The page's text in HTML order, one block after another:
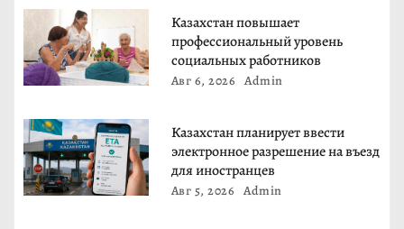
и
с
я
м
Казахстан повышает
профессиональный уровень
социальных работников
Авг 6, 2026 Admin
Казахстан планирует ввести
электронное разрешение на въезд
для иностранцев
Авг 5, 2026 Admin